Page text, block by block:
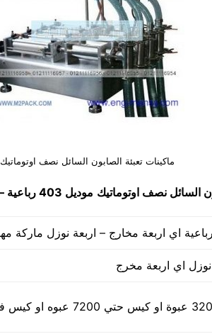
ماكينات تعبئة الصابون السائل نصف اوتوماتيك
السائل نصف اوتوماتيك موديل 403 رباعية – اربعة نوزل ماركة
نوزل اي اربعة مخرج